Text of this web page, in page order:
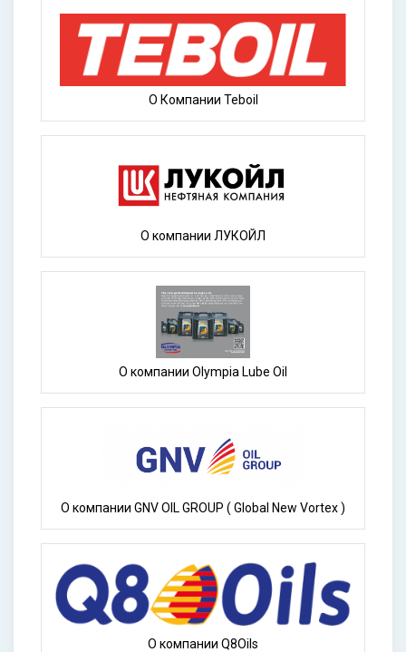
О Компании Teboil
О компании ЛУКОЙЛ
О компании Olympia Lube Oil
О компании GNV OIL GROUP ( Global New Vortex )
О компании Q8Oils